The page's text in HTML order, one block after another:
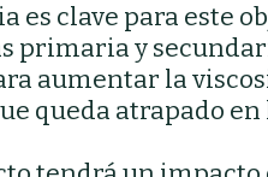
clave para este
primaria y
aumentar la
queda atrapado